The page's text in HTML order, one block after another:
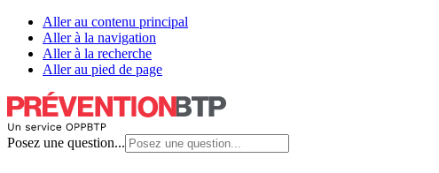
Aller au contenu principal
Aller à la navigation
Aller à la recherche
Aller au pied de page
Posez une question...